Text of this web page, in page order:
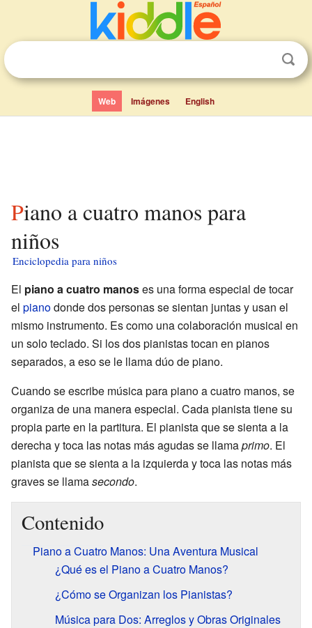
Web Imágenes English
Piano a cuatro manos para
niños
Enciclopedia para niños
El piano a cuatro manoses una forma especial de tocar
el pianodonde dos personas se sientan juntas y usan el
mismo instrumento. Es como una colaboración musical en
un solo teclado. Si los dos pianistas tocan en pianos
separados, a eso se le llama dúo de piano.
Cuando se escribe música para piano a cuatro manos, se
organiza de una manera especial. Cada pianista tiene su
propia parte en la partitura. El pianista que se sienta a la
derecha y toca las notas más agudas se llamaprimo. El
pianista que se sienta a la izquierda y toca las notas más
graves se llamasecondo.
Contenido
Piano a Cuatro Manos: Una Aventura Musical
¿Qué es el Piano a Cuatro Manos?
¿Cómo se Organizan los Pianistas?
Música para Dos: Arreglos y Obras Originales